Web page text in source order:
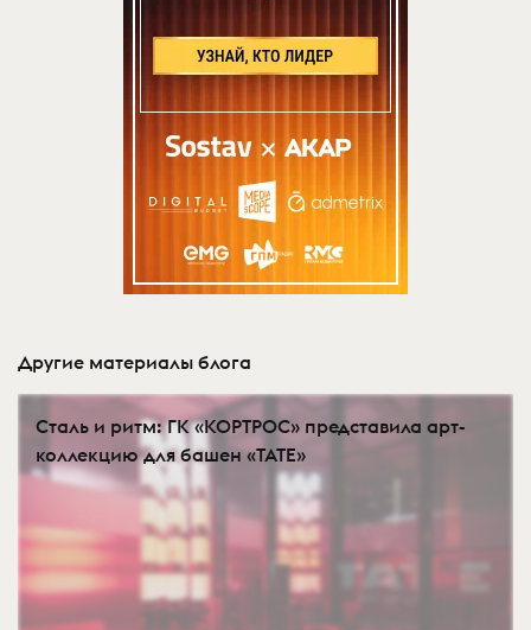
Другие материалы блога
Сталь и ритм: ГК «КОРТРОС» представила арт-
коллекцию для башен «TATE»